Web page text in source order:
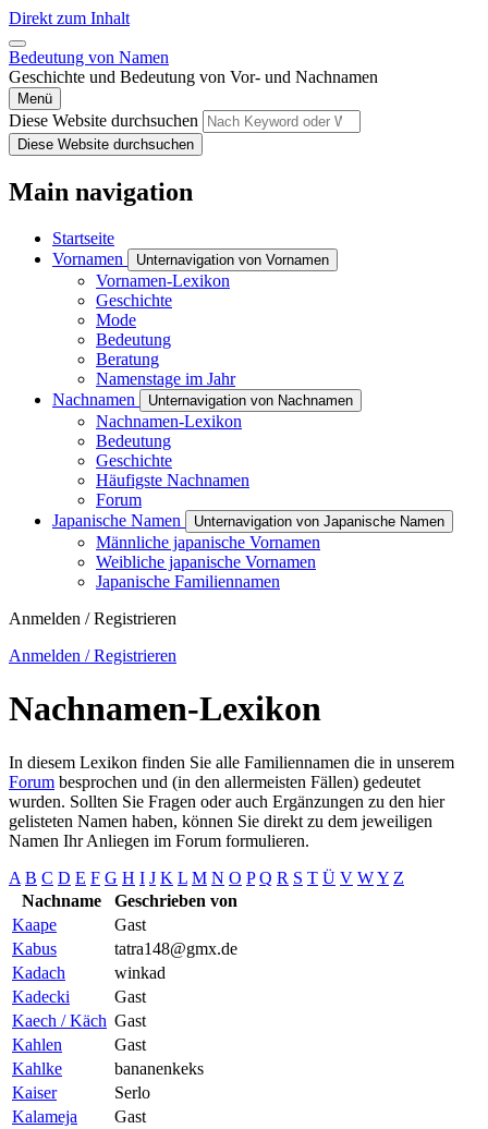
Direkt zum Inhalt
Bedeutung von Namen
Geschichte und Bedeutung von Vor- und Nachnamen
Menü
Diese Website durchsuchen
Diese Website durchsuchen
Main navigation
Startseite
Vornamen
Unternavigation von Vornamen
Vornamen-Lexikon
Geschichte
Mode
Bedeutung
Beratung
Namenstage im Jahr
Nachnamen
Unternavigation von Nachnamen
Nachnamen-Lexikon
Bedeutung
Geschichte
Häufigste Nachnamen
Forum
Japanische Namen
Unternavigation von Japanische Namen
Männliche japanische Vornamen
Weibliche japanische Vornamen
Japanische Familiennamen
Anmelden / Registrieren
Anmelden / Registrieren
Nachnamen-Lexikon
In diesem Lexikon finden Sie alle Familiennamen die in unserem
Forum besprochen und (in den allermeisten Fällen) gedeutet
wurden. Sollten Sie Fragen oder auch Ergänzungen zu den hier
gelisteten Namen haben, können Sie direkt zu dem jeweiligen
Namen Ihr Anliegen im Forum formulieren.
A B C D E F G H I J K L M N O P Q R S T Ü V WY Z
Nachname
Geschrieben von
Kaape
Gast
Kabus
tatra148@gmx.de
Kadach
winkad
Kadecki
Gast
Kaech / Käch Gast
Kahlen
Gast
Kahlke
bananenkeks
Kaiser
Serlo
Kalameja
Gast